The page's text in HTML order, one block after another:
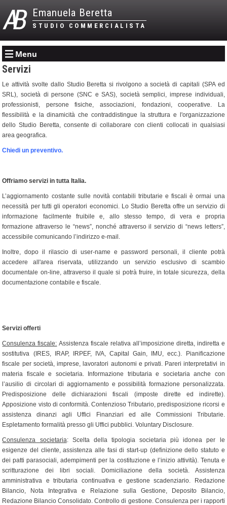
Emanuela Beretta
STUDIO COMMERCIALISTA
Menu
Servizi
Le attività svolte dallo Studio Beretta si rivolgono a società di capitali (SPA ed
SRL), società di persone (SNC e SAS), società semplici, imprese individuali,
professionisti, persone fisiche, associazioni, fondazioni, cooperative. La
flessibilità e la dinamicità che contraddistingue la struttura e l'organizzazione
dello Studio Beretta, consente di collaborare con clienti collocati in qualsiasi
area geografica.
Chiedi un preventivo.
Offriamo servizi in tutta Italia.
L’aggiornamento costante sulle novità contabili tributarie e fiscali è ormai una
necessità per tutti gli operatori economici. Lo Studio Beretta offre un servizio di
informazione facilmente fruibile e, allo stesso tempo, di vera e propria
formazione attraverso le “news”, nonché attraverso il servizio di “news letters”,
accessibile comunicando l’indirizzo e-mail.
Inoltre, dopo il rilascio di user-name e password personali, il cliente potrà
accedere all'area riservata, utilizzando un servizio esclusivo di scambio
documentale on-line, attraverso il quale si potrà fruire, in totale sicurezza, della
documentazione contabile e fiscale.
Servizi offerti
Consulenza fiscale: Assistenza fiscale relativa all’imposizione diretta, indiretta e
sostitutiva (IRES, IRAP, IRPEF, IVA, Capital Gain, IMU, ecc.). Pianificazione
fiscale per società, imprese, lavoratori autonomi e privati. Pareri interpretativi in
materia fiscale e societaria. Informazione tributaria e societaria anche con
l’ausilio di circolari di aggiornamento e possibilità formazione personalizzata.
Predisposizione delle dichiarazioni fiscali (imposte dirette ed indirette).
Apposizione visto di conformità. Contenzioso Tributario, predisposizione ricorsi e
assistenza dinanzi agli Uffici Finanziari ed alle Commissioni Tributarie.
Espletamento formalità presso gli Uffici pubblici. Voluntary Disclosure.
Consulenza societaria: Scelta della tipologia societaria più idonea per le
esigenze del cliente, assistenza alle fasi di start-up (definizione dello statuto e
dei patti parasociali, adempimenti per la costituzione e l’inizio attività). Tenuta e
scritturazione dei libri sociali. Domiciliazione della società. Assistenza
amministrativa e tributaria continuativa e gestione scadenziario. Redazione
Bilancio, Nota Integrativa e Relazione sulla Gestione, Deposito Bilancio,
Redazione Bilancio Consolidato. Controllo di gestione. Consulenza per i rapporti